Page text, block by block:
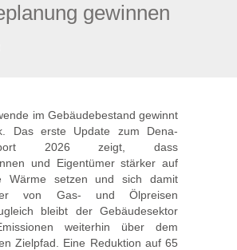
gewinnen
im Gebäudebestand gewinnt
Das erste Update zum Dena-
2026 zeigt, dass
und Eigentümer stärker auf
Wärme setzen und sich damit
von Gas- und Ölpreisen
bleibt der Gebäudesektor
weiterhin über dem
Zielpfad. Eine Reduktion auf 65